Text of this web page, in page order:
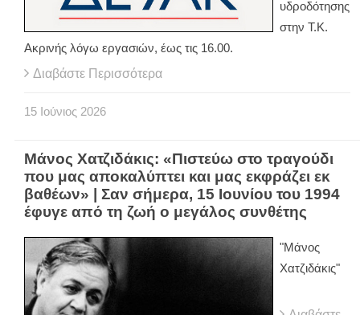
υδροδότησης
στην Τ.Κ.
Ακρινής λόγω εργασιών, έως τις 16.00.
Διαβάστε Περισσότερα
15 Ιούνιος 2026
Μάνος Χατζιδάκις: «Πιστεύω στο τραγούδι
που μας αποκαλύπτει και μας εκφράζει εκ
βαθέων» | Σαν σήμερα, 15 Ιουνίου του 1994
έφυγε από τη ζωή ο μεγάλος συνθέτης
"Μάνος
Χατζιδάκις"